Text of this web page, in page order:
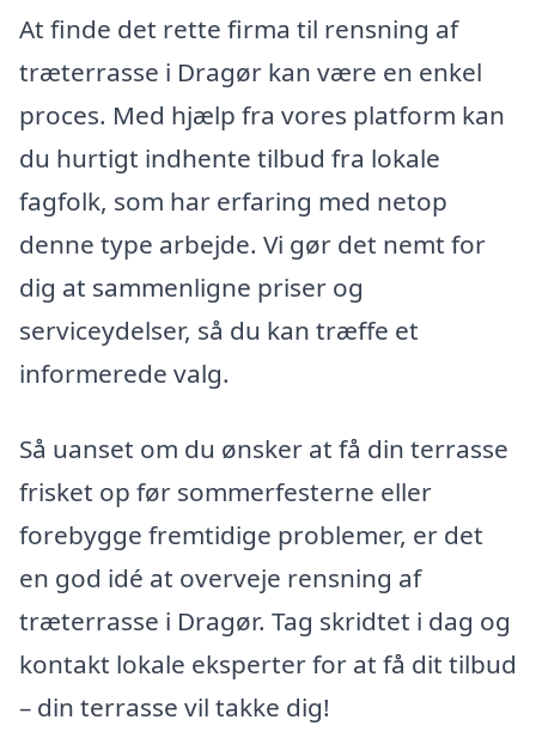
At finde det rette firma til rensning af
træterrasse i Dragør kan være en enkel
proces. Med hjælp fra vores platform kan
du hurtigt indhente tilbud fra lokale
fagfolk, som har erfaring med netop
denne type arbejde. Vi gør det nemt for
dig at sammenligne priser og
serviceydelser, så du kan træffe et
informerede valg.
Så uanset om du ønsker at få din terrasse
frisket op før sommerfesterne eller
forebygge fremtidige problemer, er det
en god idé at overveje rensning af
træterrasse i Dragør. Tag skridtet i dag og
kontakt lokale eksperter for at få dit tilbud
– din terrasse vil takke dig!